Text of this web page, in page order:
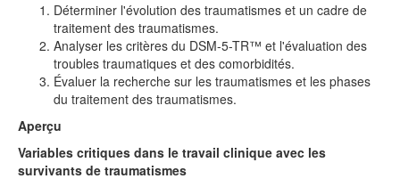
Déterminer l'évolution des traumatismes et un cadre de
traitement des traumatismes.
Analyser les critères du DSM-5-TR™ et l'évaluation des
troubles traumatiques et des comorbidités.
Évaluer la recherche sur les traumatismes et les phases
du traitement des traumatismes.
Aperçu
Variables critiques dans le travail clinique avec les
survivants de traumatismes